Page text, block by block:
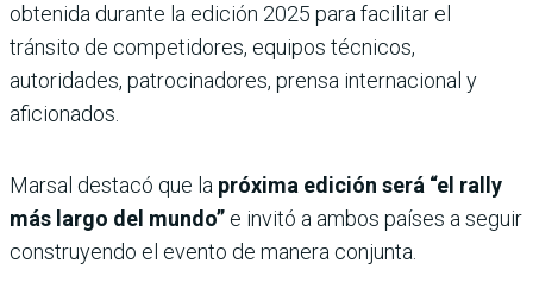
obtenida durante la edición 2025 para facilitar el
tránsito de competidores, equipos técnicos,
autoridades, patrocinadores, prensa internacional y
aficionados.
Marsal destacó que la próxima edición será “el rally
más largo del mundo” e invitó a ambos países a seguir
construyendo el evento de manera conjunta.